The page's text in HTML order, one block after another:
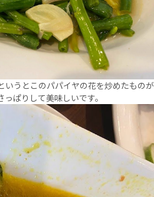
いうとこのパパイヤの花を炒めたものが
ぱりして美味しいです。